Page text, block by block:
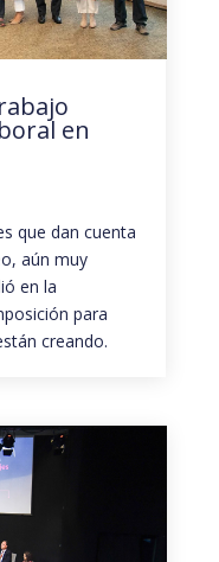
en
que dan cuenta
aún muy
en la
para
creando.